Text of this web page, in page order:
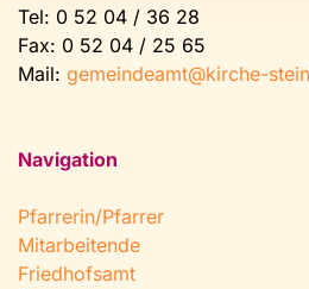
Tel: 0 52 04 / 36 28
Fax: 0 52 04 / 25 65
Mail: gemeindeamt@kirche-
Navigation
Pfarrerin/Pfarrer
Mitarbeitende
Friedhofsamt